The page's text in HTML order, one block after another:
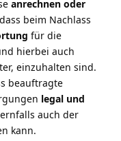
anrechnen oder
beim Nachlass
für die
hierbei auch
einzuhalten sind.
beauftragte
legal und
auch der
kann.